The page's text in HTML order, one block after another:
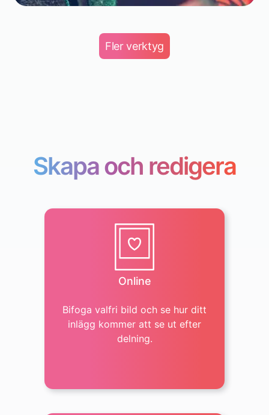
Food & Drink
Fler verktyg
Skapa och redigera
Online
Bifoga valfri bild och se hur ditt
inlägg kommer att se ut efter
delning.